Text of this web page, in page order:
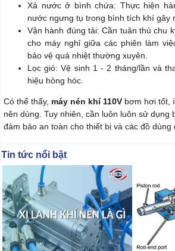
Xả nước ở bình chứa: Thực hiện
nước ngưng tụ trong bình tích khí gây
Vận hành đúng tải: Cần tuân thủ chu
cho máy nghỉ giữa các phiên làm
bảo vệ quá nhiệt thường xuyên.
Lọc gió: Vệ sinh 1 - 2 tháng/lần và
hiệu hỏng hóc.
Có thể thấy, máy nén khí 110V bơm hơi tốt,
nên dùng. Tuy nhiên, cần luôn luôn sử dụng
đảm bảo an toàn cho thiết bị và các đồ dùng
Tin tức nổi bật